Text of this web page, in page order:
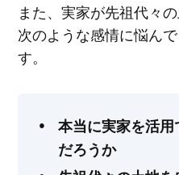
また、実家が先祖代々
次のような感情に悩ん
す。
本当に実家を活
だろうか